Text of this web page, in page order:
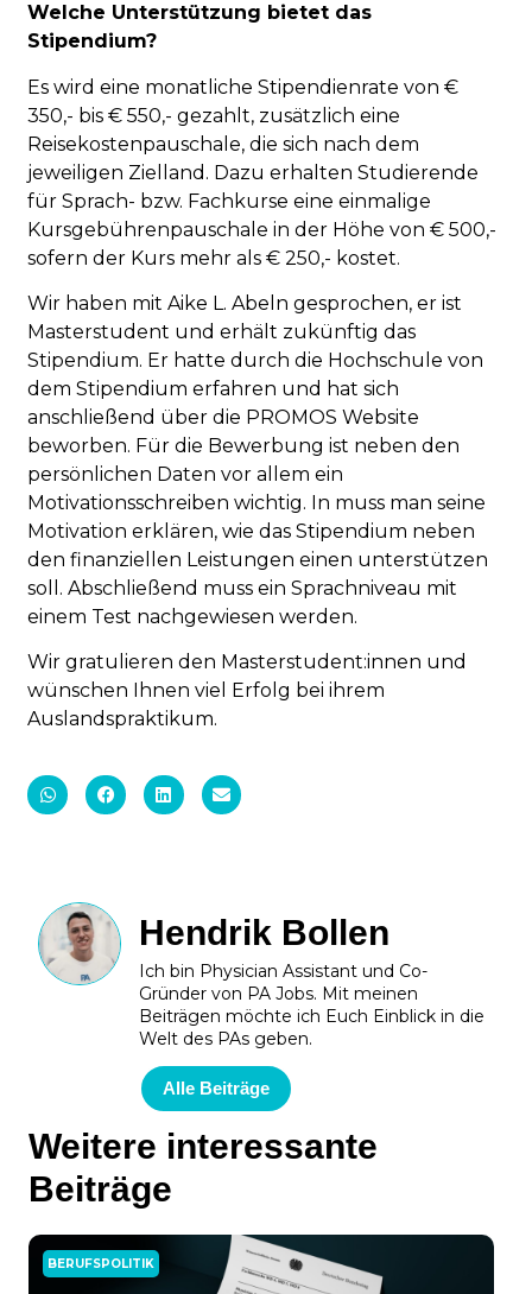
Welche Unterstützung bietet das
Stipendium?
Es wird eine monatliche Stipendienrate von €
350,- bis € 550,- gezahlt, zusätzlich eine
Reisekostenpauschale, die sich nach dem
jeweiligen Zielland. Dazu erhalten Studierende
für Sprach- bzw. Fachkurse eine einmalige
Kursgebührenpauschale in der Höhe von € 500,-
sofern der Kurs mehr als € 250,- kostet.
Wir haben mit Aike L. Abeln gesprochen, er ist
Masterstudent und erhält zukünftig das
Stipendium. Er hatte durch die Hochschule von
dem Stipendium erfahren und hat sich
anschließend über die PROMOS Website
beworben. Für die Bewerbung ist neben den
persönlichen Daten vor allem ein
Motivationsschreiben wichtig. In muss man seine
Motivation erklären, wie das Stipendium neben
den finanziellen Leistungen einen unterstützen
soll. Abschließend muss ein Sprachniveau mit
einem Test nachgewiesen werden.
Wir gratulieren den Masterstudent:innen und
wünschen Ihnen viel Erfolg bei ihrem
Auslandspraktikum.
Hendrik Bollen
Ich bin Physician Assistant und Co-
Gründer von PA Jobs. Mit meinen
Beiträgen möchte ich Euch Einblick in die
Welt des PAs geben.
Alle Beiträge
Weitere interessante
Beiträge
BERUFSPOLITIK